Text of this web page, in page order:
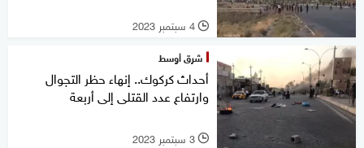
l 4 سبتمبر 2023
شرق أوسط
أحداث كركوك.. إنهاء حظر التجوال
وارتفاع عدد القتلى إلى أربعة
l 3 سبتمبر 2023